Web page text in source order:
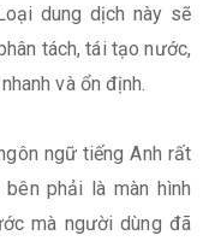
dung dịch này sẽ
tách, tái tạo nước,
và ổn định.
ngữ tiếng Anh rất
phải là màn hình
mà người dùng đã